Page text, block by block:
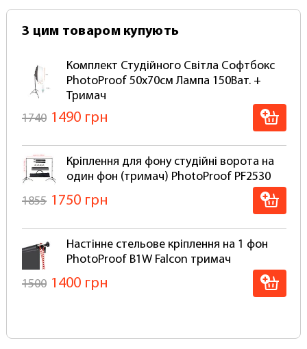
портретів, а 2,72 м – для групових портретів та
виберіть фон, який відповідає вашим потребам!
З цим товаром купують
Комплект Студійного Світла Софтбокс
PhotoProof 50x70см Лампа 150Ват. +
Тримач
1740 1490 грн
Кріплення для фону студійні ворота на
один фон (тримач) PhotoProof PF2530
1855 1750 грн
Настінне стельове кріплення на 1 фон
PhotoProof B1W Falcon тримач
1500 1400 грн